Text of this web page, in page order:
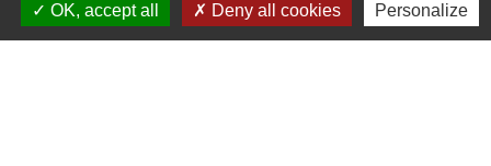
OK, accept all
Deny all cookies Personalize